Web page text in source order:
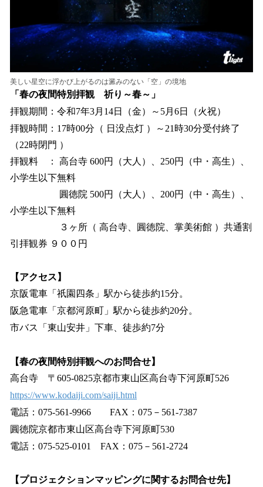
美しい星空に浮かび上がるのは澱みのない「空」の境地
「春の夜間特別拝観 祈り～春～」
拝観期間：令和7年3月14日（金）～5月6日（火祝）
拝観時間：17時00分（ 日没点灯 ）～21時30分受付終了
（22時閉門 ）
拝観料 ： 高台寺 600円（大人）、250円（中・高生）、
小学生以下無料
圓徳院 500円（大人）、200円（中・高生）、
小学生以下無料
３ヶ所（ 高台寺、圓徳院、掌美術館 ）共通割
引拝観券 ９００円
【アクセス】
京阪電車「祇園四条」駅から徒歩約15分。
阪急電車「京都河原町」駅から徒歩約20分。
市バス「東山安井」下車、徒歩約7分
【春の夜間特別拝観へのお問合せ】
高台寺 〒605-0825京都市東山区高台寺下河原町526
https://www.kodaiji.com/saiji.html
電話：075-561-9966 FAX：075－561-7387
圓徳院京都市東山区高台寺下河原町530
電話：075-525-0101 FAX：075－561-2724
【プロジェクションマッピングに関するお問合せ先】